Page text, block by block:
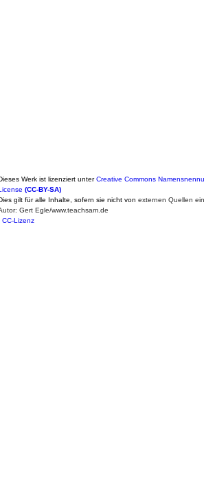
Werk ist lizenziert unterCreative Commons
(CC-BY-SA)
gilt für alle Inhalte, sofern sie nicht von externen Quellen
Gert Egle/www.teachsam.de
CC-Lizenz